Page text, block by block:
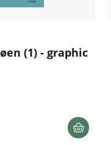
(1) - graphic